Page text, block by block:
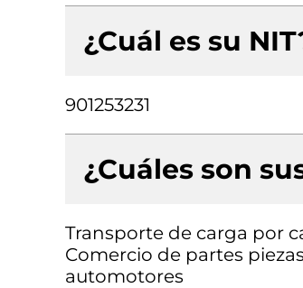
¿Cuál es su
901253231
¿Cuáles son
Transporte de carga por
Comercio de partes
automotores